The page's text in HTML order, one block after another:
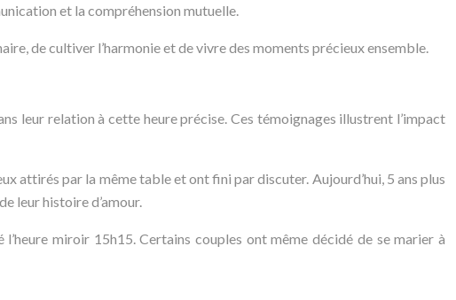
et la compréhension mutuelle.
de cultiver l’harmonie et de vivre des moments précieux ensemble.
leur relation à cette heure précise. Ces témoignages illustrent l’impact
attirés par la même table et ont fini par discuter. Aujourd’hui, 5 ans plus
leur histoire d’amour.
miroir 15h15. Certains couples ont même décidé de se marier à